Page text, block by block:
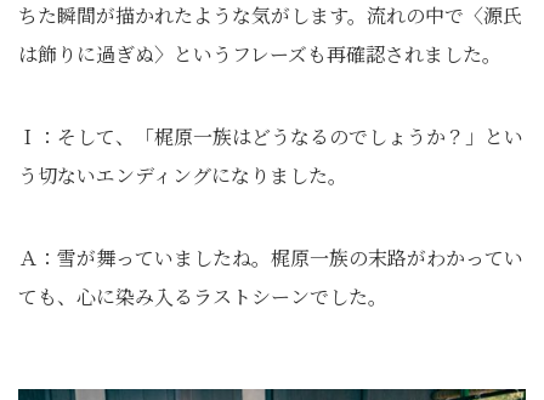
ちた瞬間が描かれたような気がします。流れの中で〈源氏
は飾りに過ぎぬ〉というフレーズも再確認されました。
Ｉ：そして、「梶原一族はどうなるのでしょうか？」とい
う切ないエンディングになりました。
Ａ：雪が舞っていましたね。梶原一族の末路がわかってい
ても、心に染み入るラストシーンでした。